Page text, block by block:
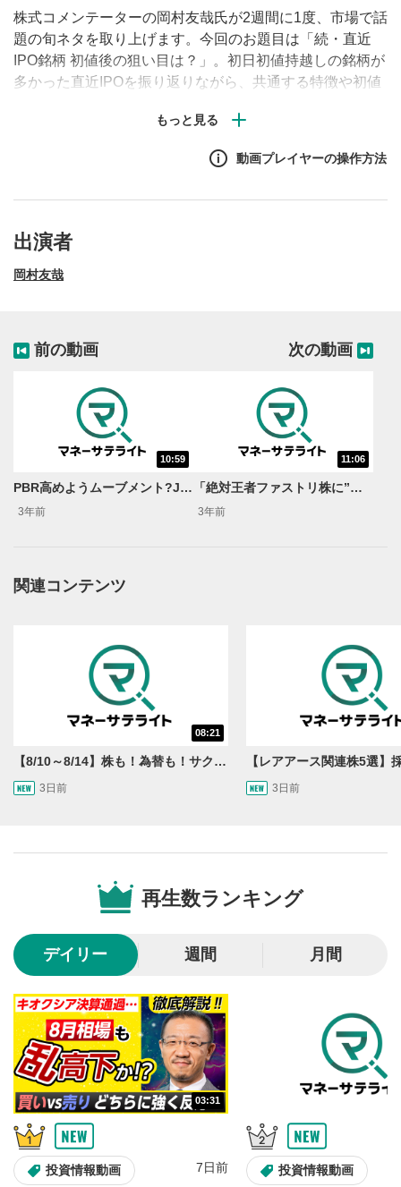
株式コメンテーターの岡村友哉氏が2週間に1度、市場で話
題の旬ネタを取り上げます。今回のお題目は「続・直近
IPO銘柄 初値後の狙い目は？」。初日初値持越しの銘柄が
多かった直近IPOを振り返りながら、共通する特徴や初値
動画プレイヤーの操作方法
動画再生エリアにマウスを乗せると表示されます。
動画を再生または一時停止します。
10秒戻し/10秒送り
10秒、動画を巻き戻し/早送りします。
再生位置を示しています。再生したい位置をクリック
するとその位置から動画が再生されます。
スライダーを上下すると音量が調整できます。
8
全画面表示
動画が全画面で表示されます。再度クリックすると元
のサイズに戻ります。
出演者
岡村友哉
前の動画
10:59
PBR高めようムーブメント?JPXプライム150指数提供決定!＜岡村友哉のサキヨミ特急便＞
3年前
次の動画
11:06
「絶対王者ファストリ株に”壁”」＜岡村友哉のサキヨミ特急便＞
3年前
関連コンテンツ
08:21
【8/10～8/14】株も！為替も！サクッと！来週のマーケット見通し＜Next View＞
3日前 3日前
再生数ランキング
デイリー 週間 月間
03:31
投資情報動画 7日前 投資情報動画